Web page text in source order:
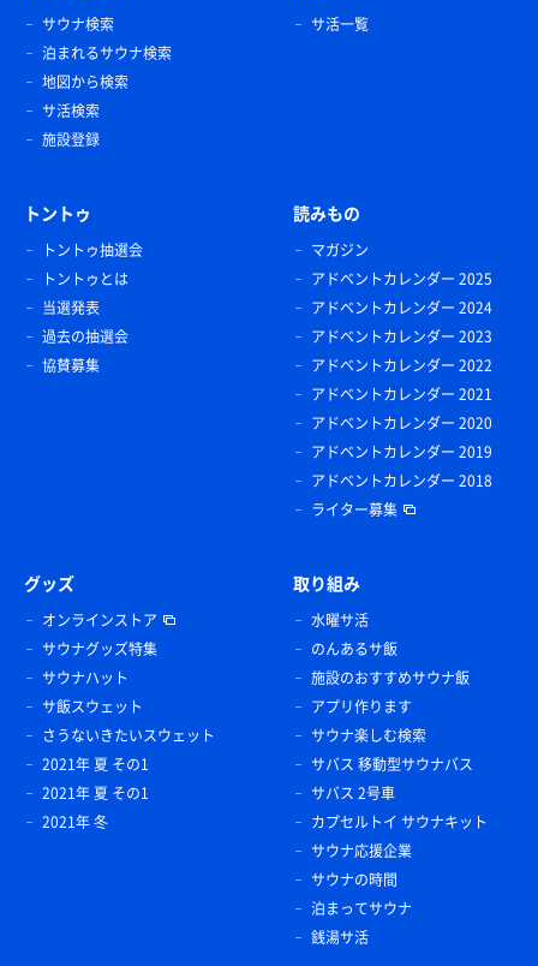
サウナ検索
泊まれるサウナ検索
地図から検索
サ活検索
施設登録
サ活一覧
トントゥ
トントゥ抽選会
トントゥとは
当選発表
過去の抽選会
協賛募集
読みもの
マガジン
アドベントカレンダー 2025
アドベントカレンダー 2024
アドベントカレンダー 2023
アドベントカレンダー 2022
アドベントカレンダー 2021
アドベントカレンダー 2020
アドベントカレンダー 2019
アドベントカレンダー 2018
ライター募集
グッズ
オンラインストア
サウナグッズ特集
サウナハット
サ飯スウェット
さうないきたいスウェット
2021年 夏 その1
2021年 夏 その1
2021年 冬
取り組み
水曜サ活
のんあるサ飯
施設のおすすめサウナ飯
アプリ作ります
サウナ楽しむ検索
サバス 移動型サウナバス
サバス 2号車
カプセルトイ サウナキット
サウナ応援企業
サウナの時間
泊まってサウナ
銭湯サ活